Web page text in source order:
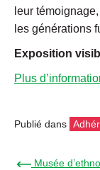
leur
les générations
Exposition
Plus
Publié dans
← Musée